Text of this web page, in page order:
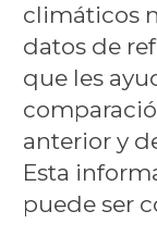
climáticos
datos de
que les
anterior y
Esta
puede ser